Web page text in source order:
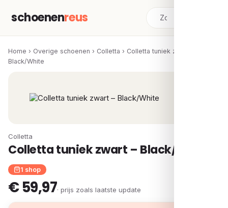
schoenenreus
Home › Overige schoenen › Colletta › Colletta tuniek zwart –
Black/White
Colletta
Colletta tuniek zwart – Black/White
1 shop
€ 59,97· prijs zoals laatste update